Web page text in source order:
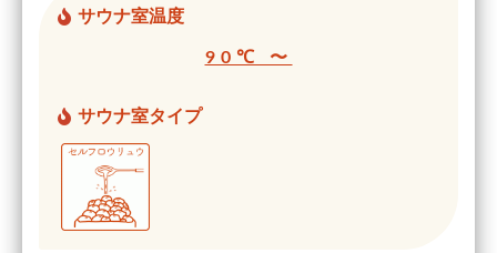
サウナ室温度
90℃ 〜
サウナ室タイプ